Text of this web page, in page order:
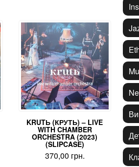
KRUTЬ (КРУТЬ) – LIVE
WITH CHAMBER
ORCHESTRA (2023)
(SLIPCASE)
370,00 грн.